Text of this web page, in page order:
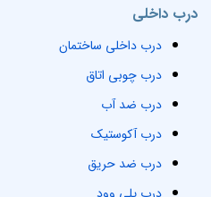
درب داخلی
درب داخلی ساختمان
درب چوبی اتاق
درب ضد آب
درب آکوستیک
درب ضد حریق